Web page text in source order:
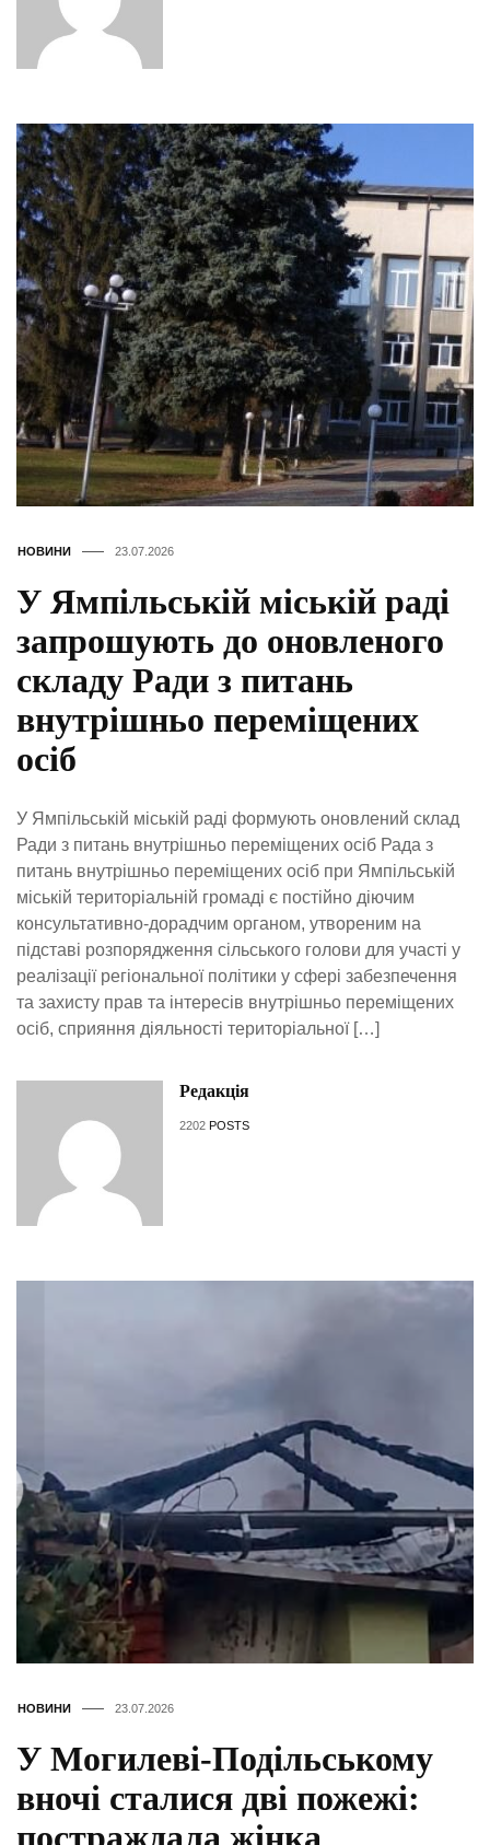
НОВИНИ 23.07.2026
У Ямпільській міській раді
запрошують до оновленого
складу Ради з питань
внутрішньо переміщених
осіб
У Ямпільській міській раді формують оновлений склад
Ради з питань внутрішньо переміщених осіб Рада з
питань внутрішньо переміщених осіб при Ямпільській
міській територіальній громаді є постійно діючим
консультативно-дорадчим органом, утвореним на
підставі розпорядження сільського голови для участі у
реалізації регіональної політики у сфері забезпечення
та захисту прав та інтересів внутрішньо переміщених
осіб, сприяння діяльності територіальної […]
Редакція
2202 POSTS
НОВИНИ 23.07.2026
У Могилеві-Подільському
вночі сталися дві пожежі: